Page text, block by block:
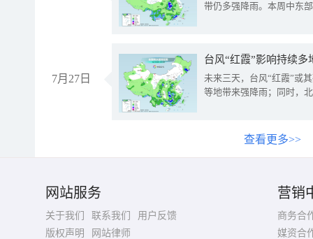
带仍多强降雨。本周中东
7月27日
台风“红霞”影响持续
未来三天，台风“红霞”或
等地带来强降雨；同时，
查看更多>>
网站服务
关于我们 联系我们
用户反馈
版权声明
网站律师
营销
商务合
媒资合